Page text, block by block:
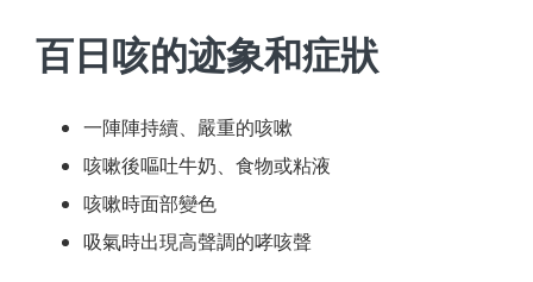
百日咳的迹象和症狀
一陣陣持續、嚴重的咳嗽
咳嗽後嘔吐牛奶、食物或粘液
咳嗽時面部變色
吸氣時出現高聲調的哮咳聲